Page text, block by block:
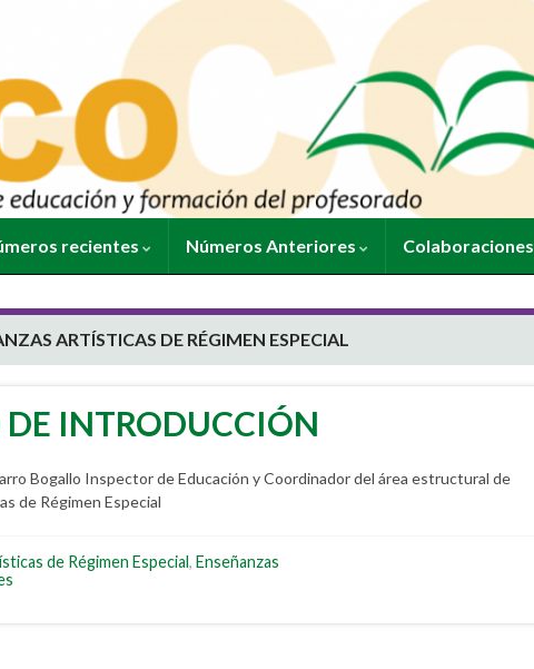
recientes Números Anteriores Colaboraciones
ARTÍSTICAS DE RÉGIMEN ESPECIAL
INTRODUCCIÓN
Bogallo Inspector de Educación y Coordinador del área estructural de
de Régimen Especial
de Régimen Especial, Enseñanzas